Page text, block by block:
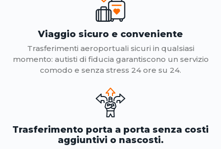
Viaggio sicuro e conveniente
Trasferimenti aeroportuali sicuri in qualsiasi
momento: autisti di fiducia garantiscono un servizio
comodo e senza stress 24 ore su 24.
Trasferimento porta a porta senza costi
aggiuntivi o nascosti.